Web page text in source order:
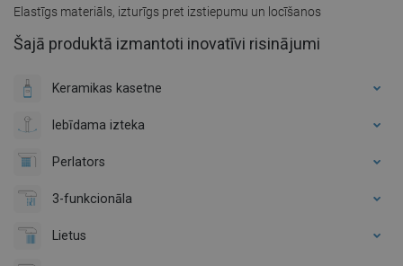
Elastīgs materiāls, izturīgs pret izstiepumu un locīšanos
Šajā produktā izmantoti inovatīvi risinājumi
Keramikas kasetne
Iebīdama izteka
Perlators
3-funkcionāla
Lietus